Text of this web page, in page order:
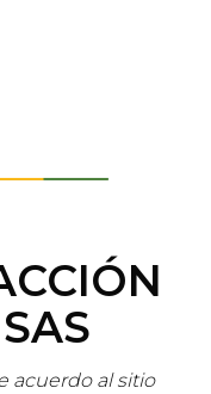
acuerdo al sitio